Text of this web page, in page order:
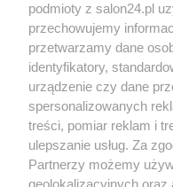
Społeczeństwo
Kultura
X Facebook
podmioty z salon24.pl
przechowujemy
przetwarzamy dane
identyfikatory,
urządzenie czy dane
spersonalizowanych
treści, pomiar reklam i
ulepszanie usług. Za
Partnerzy możemy
geolokalizacyjnych oraz